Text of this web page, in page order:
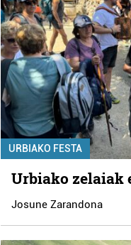
URBIAKO FESTA
Urbiako zelaiak
Josune Zarandona